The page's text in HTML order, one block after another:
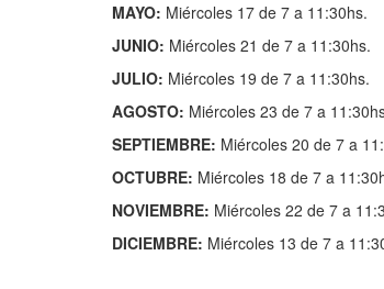
MAYO: Miércoles 17 de 7 a 11:30hs.
JUNIO: Miércoles 21 de 7 a 11:30hs.
JULIO: Miércoles 19 de 7 a 11:30hs.
AGOSTO: Miércoles 23 de 7 a
SEPTIEMBRE: Miércoles 20 de 7 a
OCTUBRE: Miércoles 18 de 7 a
NOVIEMBRE: Miércoles 22 de 7 a
DICIEMBRE: Miércoles 13 de 7 a